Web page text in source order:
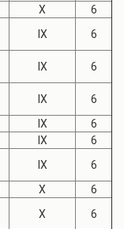
X
6
IX 6
IX 6
IX
6
IX
6
IX
6
IX
6
X
6
X 6